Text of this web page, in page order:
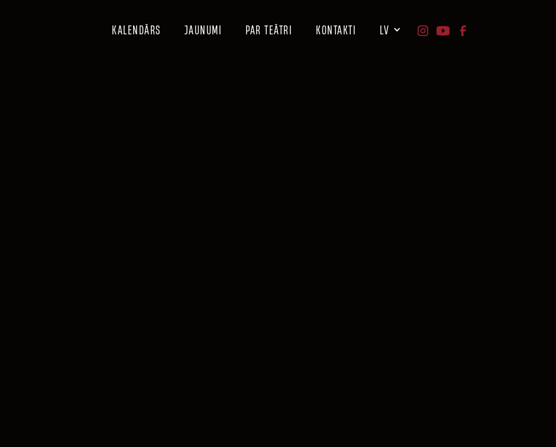
KALENDĀRS JAUNUMI PAR TEĀTRI KONTAKTI LV